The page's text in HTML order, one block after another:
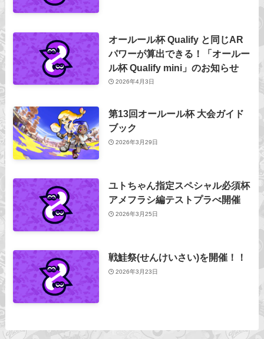
オールール杯 Qualify と同じAR
パワーが算出できる！「オールー
ル杯 Qualify mini」のお知らせ
2026年4月3日
第13回オールール杯 大会ガイド
ブック
2026年3月29日
ユトちゃん指定スペシャル必須杯
アメフラシ編テストプラべ開催
2026年3月25日
戦鮭祭(せんけいさい)を開催！！
2026年3月23日